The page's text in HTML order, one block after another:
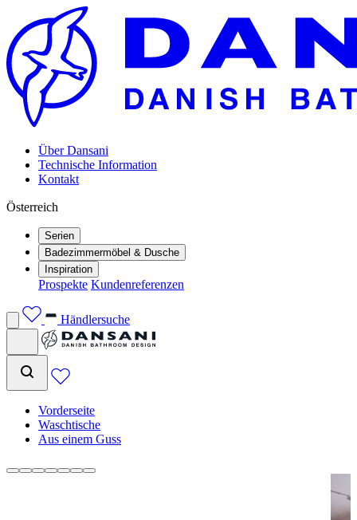
Über Dansani
Technische Information
Kontakt
Österreich
Serien
Badezimmermöbel & Dusche
Inspiration
Prospekte Kundenreferenzen
Händlersuche
Vorderseite
Waschtische
Aus einem Guss